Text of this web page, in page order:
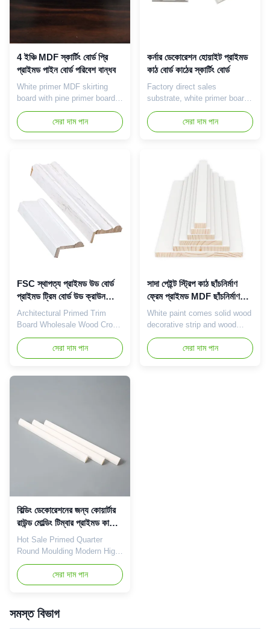
4 ইঞ্চি MDF স্কার্টিং বোর্ড প্রি
প্রাইমড পাইন বোর্ড পরিবেশ বান্ধব
White primer MDF skirting
board with pine primer board
design Product Introduction
Product Introduction: Pine
Material: The white primer
which has clear and soft
texture, giving its surface a
natural wood grain texture.
White primer: Unlike ...
সেরা দাম পান
কর্নার ডেকোরেশন হোয়াইট প্রাইমড
কাঠ বোর্ড কাঠের স্কার্টিং বোর্ড
Factory direct sales
substrate, white primer board,
wooden skirting board Product
Introduction Product
Introduction: Wooden skirting
panel specifically used at the
junction of the floor and wall,
সেরা দাম পান
FSC স্থাপত্য প্রাইমড উড বোর্ড
প্রাইমড ট্রিম বোর্ড উড ক্রাউন
মোল্ডিং
Architectural Primed Trim
Board Wholesale Wood Crown
Moulding Primed Wood
Boards Product Introduction
Product Introduction: Crown
designed to create a
magnificent crown shape,
adding a graceful ...
সেরা দাম পান
সাদা পেইন্ট স্ট্রিপ কাঠ ছাঁচনির্মাণ
ফ্রেম প্রাইমড MDF ছাঁচনির্মাণ
বেসবোর্ড
White paint comes solid wood
decorative strip and wood
moulding frame mouldings
baseboard molding Primed
MDF moulding Product
সেরা দাম পান
বিল্ডিং ডেকোরেশনের জন্য কোয়ার্টার
রাউন্ড মোল্ডিং টিম্বার প্রাইমড কাঠের
বোর্ড
Hot Sale Primed Quarter
Round Moulding Modern High
Quality Solid Wood Plank
timber Primed Wood Boards
Product Introduction Product
The circular shaped primer
board is made through special
cutting and shaping
সেরা দাম পান
সমস্ত বিভাগ